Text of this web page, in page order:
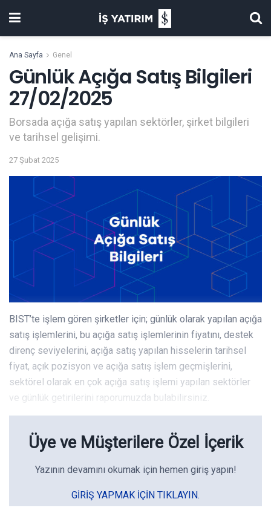
Ana Sayfa Genel
Günlük Açığa Satış Bilgileri
27/02/2025
Borsada açığa satış yapılan sektörler, şirket bilgileri
ve tarihsel gelişimi.
27 Şubat 2025
BIST’te işlem gören şirketler için; günlük olarak yapılan açığa
satış işlemlerini, bu açığa satış işlemlerinin fiyatını, destek
direnç seviyelerini, açığa satış yapılan hisselerin tarihsel
fiyat, açık pozisyon ve açığa satış işlem geçmişlerini,
sektörel olarak en çok açığa satış işlemi yapılan sektörler
ve günlük getirilerini raporumuzda bulabilirsiniz.
Üye ve Müşterilere Özel İçerik
Yazının devamını okumak için hemen giriş yapın!
GIRIŞ YAPMAK IÇIN TIKLAYIN.